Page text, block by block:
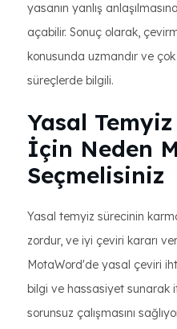
yasanın yanlış
açabilir. Sonuç olarak,
konusunda uzmandır ve
süreçlerde bilgili.
Yasal
İçin Neden
Seçmelisiniz
Yasal temyiz sürecinin
zordur, ve iyi çeviri kararı
MotaWord'de yasal çeviri
bilgi ve hassasiyet sunarak
sorunsuz çalışmasını